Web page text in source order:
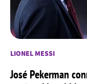
LIONEL MESSI
José Pekerman